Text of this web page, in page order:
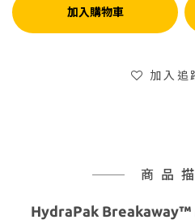
加入購物車
加入追
商品
HydraPak Breakaway™